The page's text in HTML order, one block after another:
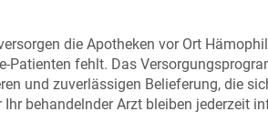
die Apotheken vor Ort
Patienten fehlt. Das
und zuverlässigen Belieferung, die
Ihr behandelnder Arzt bleiben jederzeit